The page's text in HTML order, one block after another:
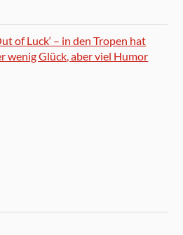
of Luck‘ – in den Tropen hat
wenig Glück, aber viel Humor